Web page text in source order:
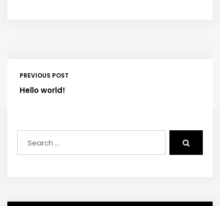
PREVIOUS POST
Hello world!